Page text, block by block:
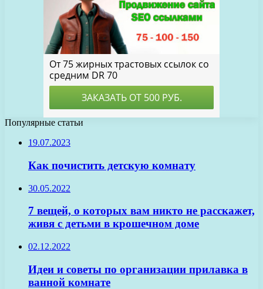
Популярные статьи
19.07.2023
Как почистить детскую комнату
30.05.2022
7 вещей, о которых вам никто не расскажет,
живя с детьми в крошечном доме
02.12.2022
Идеи и советы по организации прилавка в
ванной комнате